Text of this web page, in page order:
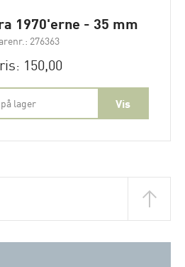
1970'erne - 35 mm
276363
150,00
på lager